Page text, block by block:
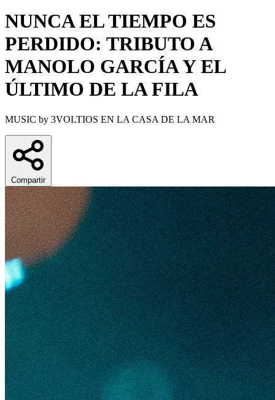
NUNCA EL TIEMPO ES
PERDIDO: TRIBUTO A
MANOLO GARCÍA Y EL
ÚLTIMO DE LA FILA
MUSIC by 3VOLTIOS EN LA CASA DE LA MAR
Compartir